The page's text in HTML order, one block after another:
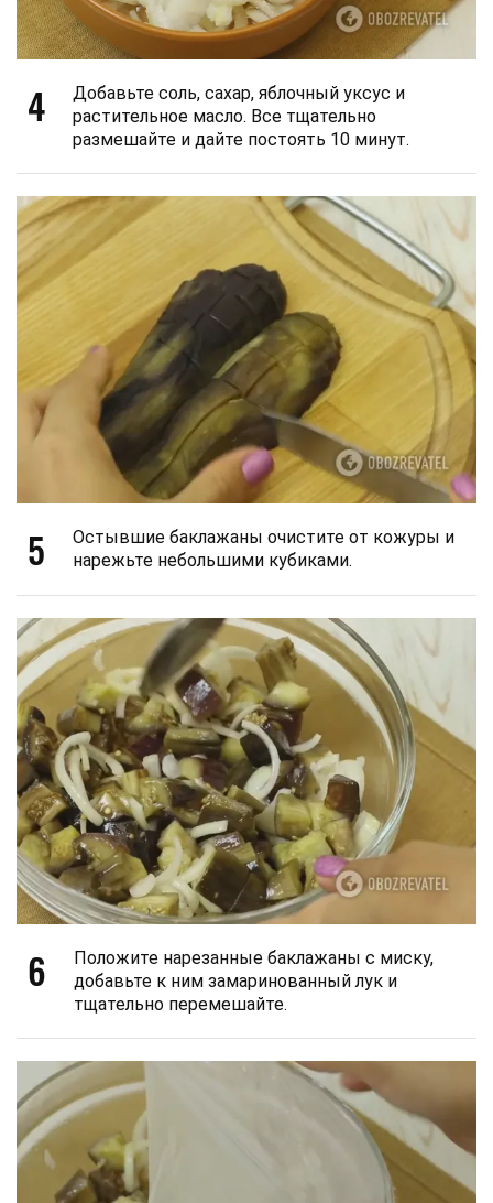
4
Добавьте соль, сахар, яблочный уксус и
растительное масло. Все тщательно
размешайте и дайте постоять 10 минут.
5
Остывшие баклажаны очистите от кожуры и
нарежьте небольшими кубиками.
6
Положите нарезанные баклажаны с миску,
добавьте к ним замаринованный лук и
тщательно перемешайте.